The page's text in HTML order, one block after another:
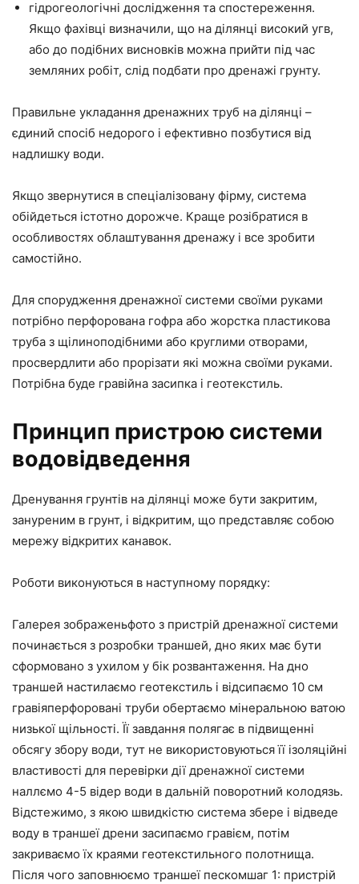
гідрогеологічні дослідження та спостереження.
Якщо фахівці визначили, що на ділянці високий угв,
або до подібних висновків можна прийти під час
земляних робіт, слід подбати про дренажі грунту.
Правильне укладання дренажних труб на ділянці –
єдиний спосіб недорого і ефективно позбутися від
надлишку води.
Якщо звернутися в спеціалізовану фірму, система
обійдеться істотно дорожче. Краще розібратися в
особливостях облаштування дренажу і все зробити
самостійно.
Для спорудження дренажної системи своїми руками
потрібно перфорована гофра або жорстка пластикова
труба з щілиноподібними або круглими отворами,
просвердлити або прорізати які можна своїми руками.
Потрібна буде гравійна засипка і геотекстиль.
Принцип пристрою системи
водовідведення
Дренування грунтів на ділянці може бути закритим,
зануреним в грунт, і відкритим, що представляє собою
мережу відкритих канавок.
Роботи виконуються в наступному порядку:
Галерея зображеньфото з пристрій дренажної системи
починається з розробки траншей, дно яких має бути
сформовано з ухилом у бік розвантаження. На дно
траншей настилаємо геотекстиль і відсипаємо 10 см
гравіяперфоровані труби обертаємо мінеральною ватою
низької щільності. Її завдання полягає в підвищенні
обсягу збору води, тут не використовуються її ізоляційні
властивості для перевірки дії дренажної системи
наллємо 4-5 відер води в дальній поворотний колодязь.
Відстежимо, з якою швидкістю система збере і відведе
воду в траншеї дрени засипаємо гравієм, потім
закриваємо їх краями геотекстильного полотнища.
Після чого заповнюємо траншеї пескомшаг 1: пристрій